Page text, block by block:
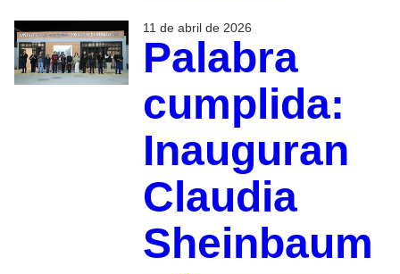
11 de abril de 2026
Palabra
cumplida:
Inauguran
Claudia
Sheinbaum